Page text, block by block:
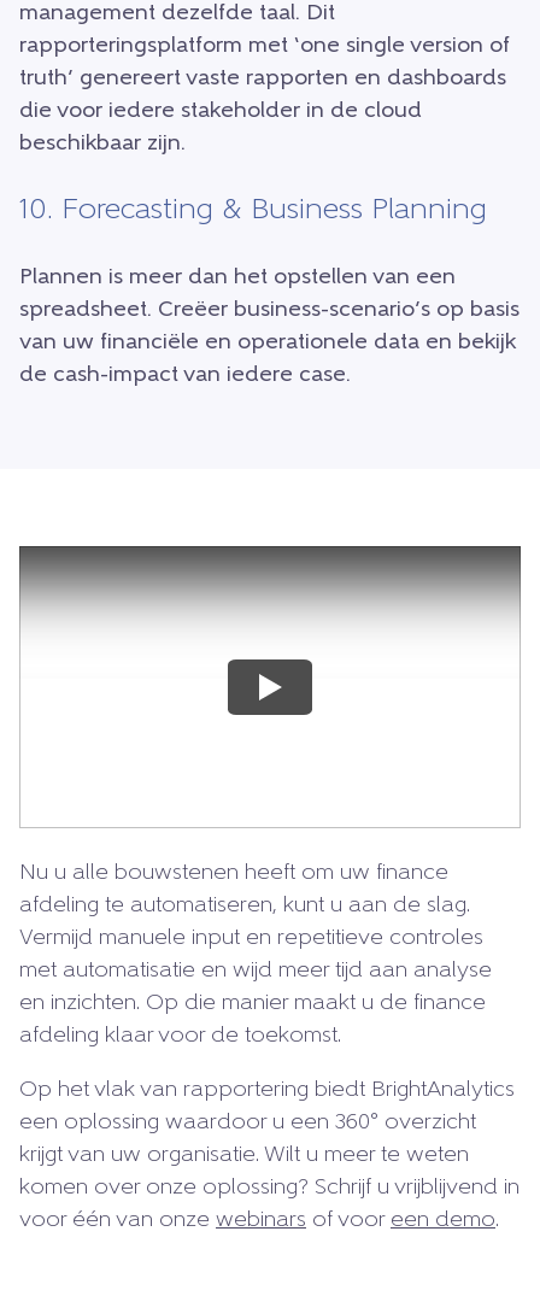
management dezelfde taal. Dit
rapporteringsplatform met ‘one single version of
truth’ genereert vaste rapporten en dashboards
die voor iedere stakeholder in de cloud
beschikbaar zijn.
10. Forecasting & Business Planning
Plannen is meer dan het opstellen van een
spreadsheet. Creëer business-scenario’s op basis
van uw financiële en operationele data en bekijk
de cash-impact van iedere case.
Nu u alle bouwstenen heeft om uw finance
afdeling te automatiseren, kunt u aan de slag.
Vermijd manuele input en repetitieve controles
met automatisatie en wijd meer tijd aan analyse
en inzichten. Op die manier maakt u de finance
afdeling klaar voor de toekomst.
Op het vlak van rapportering biedt BrightAnalytics
een oplossing waardoor u een 360° overzicht
krijgt van uw organisatie. Wilt u meer te weten
komen over onze oplossing? Schrijf u vrijblijvend in
voor één van onze webinars of voor een demo.